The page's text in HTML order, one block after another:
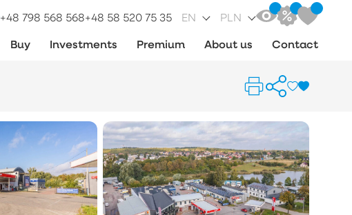
+48 798 568 568+48 58 520 75 35 EN PLN
Buy Investments Premium About us Contact